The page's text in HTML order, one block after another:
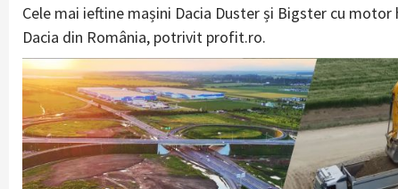
Cele mai ieftine mașini Dacia Duster și Bigster cu
Dacia din România, potrivit profit.ro.